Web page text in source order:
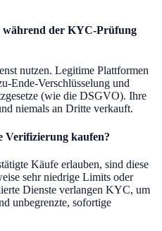
während der KYC-Prüfung
nutzen. Legitime Plattformen
Ende-Verschlüsselung und
(wie die DSGVO). Ihre
niemals an Dritte verkauft.
Verifizierung kaufen?
Käufe erlauben, sind diese
sehr niedrige Limits oder
Dienste verlangen KYC, um
unbegrenzte, sofortige